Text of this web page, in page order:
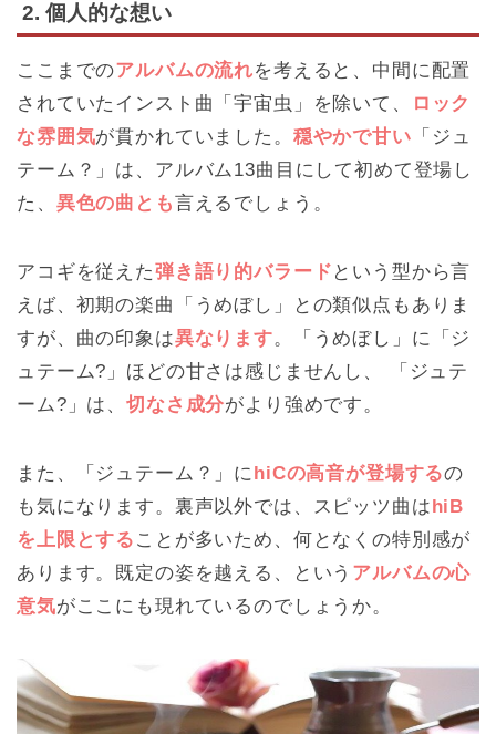
2. 個人的な想い
ここまでのアルバムの流れを考えると、中間に配置
されていたインスト曲「宇宙虫」を除いて、
ロック
な雰囲気が貫かれていました。 穏やかで甘い 「ジュ
テーム？」は、アルバム13曲目にして初めて登場し
た、 異色の曲とも言えるでしょう。
アコギを従えた弾き語り的バラード という型から言
えば、初期の楽曲「うめぼし」との類似点もありま
すが、曲の印象は異なります。「うめぼし」に「ジ
ュテーム?」ほどの甘さは感じませんし、 「ジュテ
ーム?」は、切なさ成分がより強めです。
また、「ジュテーム？」にhiCの高音が登場するの
も気になります。裏声以外では、スピッツ曲はhiB
を上限とする ことが多いため、何となくの特別感が
あります。既定の姿を越える、という アルバムの心
意気がここにも現れているのでしょうか。